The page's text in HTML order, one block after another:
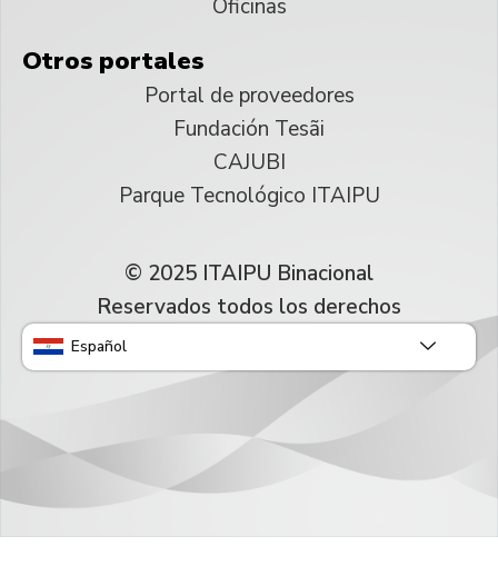
Oficinas
Otros portales
Portal de proveedores
Fundación Tesãi
CAJUBI
Parque Tecnológico ITAIPU
© 2025 ITAIPU Binacional
Reservados todos los derechos
Español